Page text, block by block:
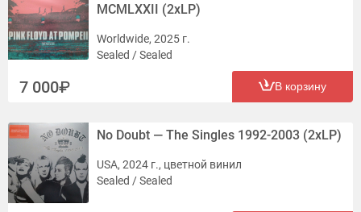
MCMLXXII (2xLP)
Worldwide, 2025 г.
Sealed / Sealed
7 000 В корзину
No Doubt — The Singles 1992-2003 (2xLP)
USA, 2024 г., цветной винил
Sealed / Sealed